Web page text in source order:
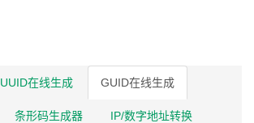
UUID在线生成 GUID在线生成
条形码生成器 IP/数字地址转换